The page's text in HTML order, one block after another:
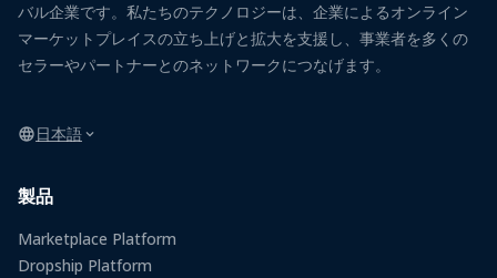
バル企業です。私たちのテクノロジーは、企業によるオンライン
マーケットプレイスの立ち上げと拡大を支援し、事業者を多くの
セラーやパートナーとのネットワークにつなげます。
日本語
製品
Marketplace Platform
Dropship Platform